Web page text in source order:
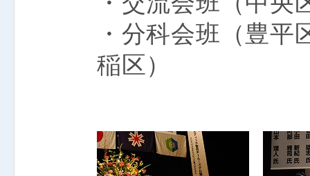
・分科会班（豊
稲区）